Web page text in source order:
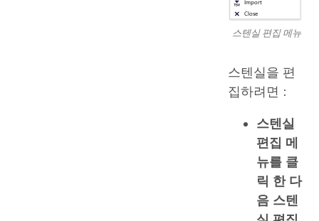
스텐실 편집 메뉴
스텐실을 편
집하려면 :
스텐실
편집 메
뉴를 클
릭 한 다
음 스텐